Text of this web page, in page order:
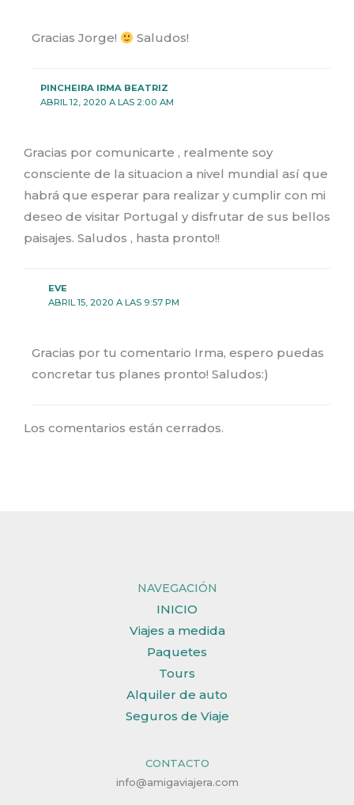
Gracias Jorge! Saludos!
PINCHEIRA IRMA BEATRIZ
ABRIL 12, 2020 A LAS 2:00 AM
Gracias por comunicarte , realmente soy
consciente de la situacion a nivel mundial así que
habrá que esperar para realizar y cumplir con mi
deseo de visitar Portugal y disfrutar de sus bellos
paisajes. Saludos , hasta pronto!!
EVE
ABRIL 15, 2020 A LAS 9:57 PM
Gracias por tu comentario Irma, espero puedas
concretar tus planes pronto! Saludos:)
Los comentarios están cerrados.
NAVEGACIÓN
INICIO
Viajes a medida
Paquetes
Tours
Alquiler de auto
Seguros de Viaje
CONTACTO
info@amigaviajera.com